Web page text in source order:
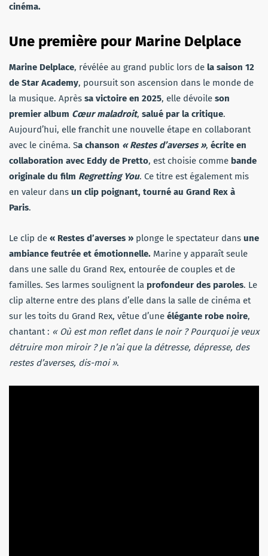
cinéma.
Une première pour Marine Delplace
Marine Delplace, révélée au grand public lors de la saison 12
de Star Academy, poursuit son ascension dans le monde de
la musique. Après sa victoire en 2025, elle dévoile son
premier album Cœur maladroit, salué par la critique.
Aujourd’hui, elle franchit une nouvelle étape en collaborant
avec le cinéma. Sa chanson « Restes d’averses », écrite en
collaboration avec Eddy de Pretto, est choisie comme bande
originale du film Regretting You. Ce titre est également mis
en valeur dans un clip poignant, tourné au Grand Rex à
Paris.
Le clip de « Restes d’averses » plonge le spectateur dans une
ambiance feutrée et émotionnelle. Marine y apparaît seule
dans une salle du Grand Rex, entourée de couples et de
familles. Ses larmes soulignent la profondeur des paroles. Le
clip alterne entre des plans d’elle dans la salle de cinéma et
sur les toits du Grand Rex, vêtue d’une élégante robe noire,
chantant : « Où est mon reflet dans le noir ? Pourquoi je veux
détruire mon miroir ? Je n’ai que la détresse, dépresse, des
restes d’averses, dis-moi ».